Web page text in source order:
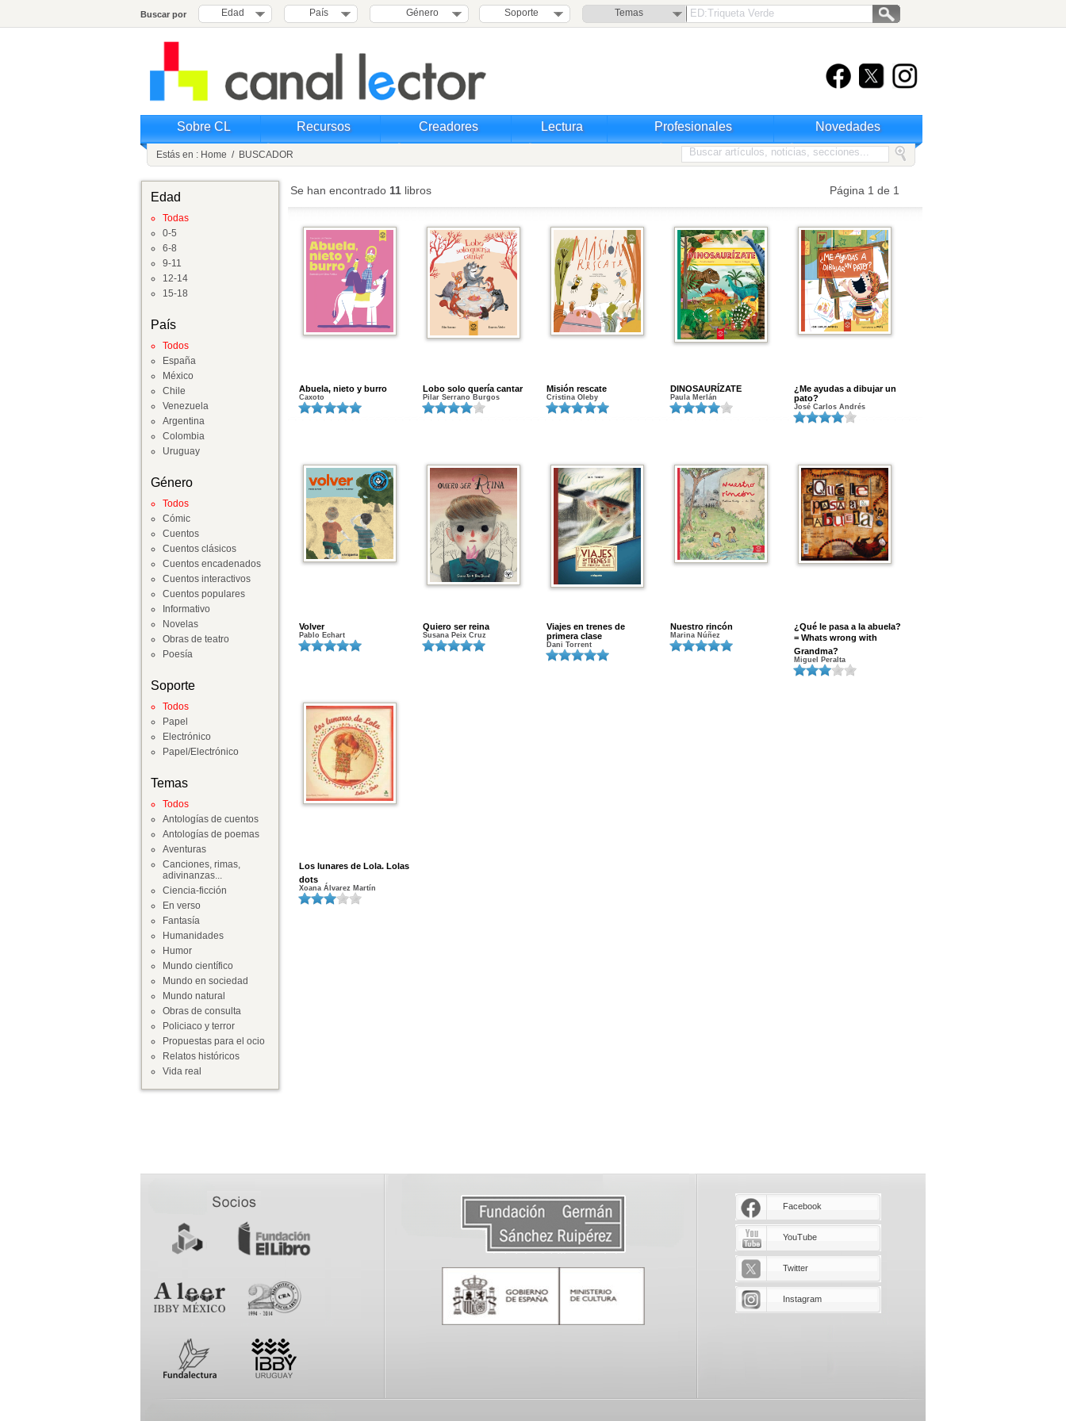
Buscar por Edad País Género Soporte Temas
Sobre CL Recursos Creadores Lectura Profesionales Novedades
Estás en : Home / BUSCADOR
Edad
Todas
0-5
6-8
9-11
12-14
15-18
País
Todos
España
México
Chile
Venezuela
Argentina
Colombia
Uruguay
Género
Todos
Cómic
Cuentos
Cuentos clásicos
Cuentos encadenados
Cuentos interactivos
Cuentos populares
Informativo
Novelas
Obras de teatro
Poesía
Soporte
Todos
Papel
Electrónico
Papel/Electrónico
Temas
Todos
Antologías de cuentos
Antologías de poemas
Aventuras
Canciones, rimas,
adivinanzas...
Ciencia-ficción
En verso
Fantasía
Humanidades
Humor
Mundo científico
Mundo en sociedad
Mundo natural
Obras de consulta
Policiaco y terror
Propuestas para el ocio
Relatos históricos
Vida real
Se han encontrado 11 libros Página 1 de 1
Abuela, nieto y burro
Caxoto
Lobo solo quería cantar
Pilar Serrano Burgos
Misión rescate
Cristina Oleby
DINOSAURÍZATE
Paula Merlán
¿Me ayudas a dibujar un
pato?
José Carlos Andrés
Volver
Pablo Echart
Quiero ser reina
Susana Peix Cruz
Viajes en trenes de
primera clase
Dani Torrent
Nuestro rincón
Marina Núñez
¿Qué le pasa a la abuela?
= Whats wrong with
Grandma?
Miguel Peralta
Los lunares de Lola. Lolas
dots
Xoana Álvarez Martín
Facebook
YouTube
Twitter
Instagram